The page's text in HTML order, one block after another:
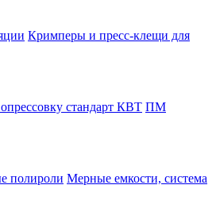
Кримперы и пресс-клещи для
стандарт КВТ ПМ
полироли Мерные емкости, система